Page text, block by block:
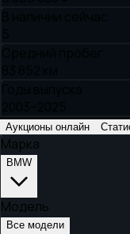
Аукционы онлайн
Марка
BMW
Модель
Все модели